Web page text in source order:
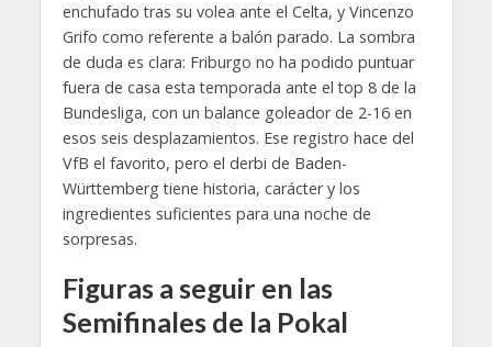
enchufado tras su volea ante el Celta, y Vincenzo
Grifo como referente a balón parado. La sombra
de duda es clara: Friburgo no ha podido puntuar
fuera de casa esta temporada ante el top 8 de la
Bundesliga, con un balance goleador de 2-16 en
esos seis desplazamientos. Ese registro hace del
VfB el favorito, pero el derbi de Baden-
Württemberg tiene historia, carácter y los
ingredientes suficientes para una noche de
sorpresas.
Figuras a seguir en las
Semifinales de la Pokal